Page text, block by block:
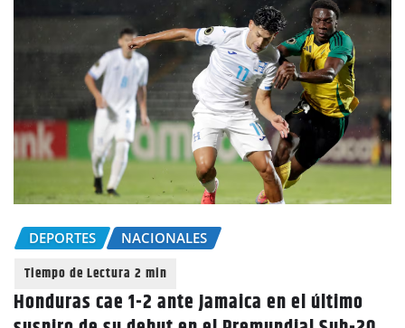
DEPORTES NACIONALES
Honduras cae 1-2 ante Jamaica en el último